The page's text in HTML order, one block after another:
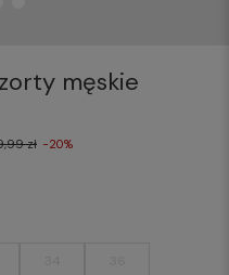
męskie
zł -20%